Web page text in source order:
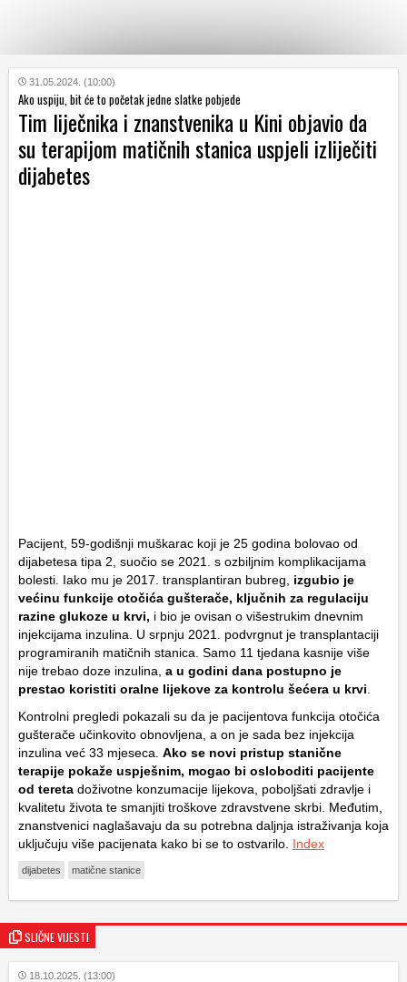
KATEGORIJE
HRVATSKI
WEB
31.05.2024. (10:00)
Ako uspiju, bit će to početak jedne slatke pobjede
Tim liječnika i znanstvenika u Kini objavio da
su terapijom matičnih stanica uspjeli izliječiti
dijabetes
Pacijent, 59-godišnji muškarac koji je 25 godina bolovao od
dijabetesa tipa 2, suočio se 2021. s ozbiljnim komplikacijama
bolesti. Iako mu je 2017. transplantiran bubreg, izgubio je
većinu funkcije otočića gušterače, ključnih za regulaciju
razine glukoze u krvi, i bio je ovisan o višestrukim dnevnim
injekcijama inzulina. U srpnju 2021. podvrgnut je transplantaciji
programiranih matičnih stanica. Samo 11 tjedana kasnije više
nije trebao doze inzulina, a u godini dana postupno je
prestao koristiti oralne lijekove za kontrolu šećera u krvi
Kontrolni pregledi pokazali su da je pacijentova funkcija otočića
gušterače učinkovito obnovljena, a on je sada bez injekcija
inzulina već 33 mjeseca. Ako se novi pristup stanične
terapije pokaže uspješnim, mogao bi osloboditi pacijente
od tereta doživotne konzumacije lijekova, poboljšati zdravlje i
kvalitetu života te smanjiti troškove zdravstvene skrbi. Međutim,
znanstvenici naglašavaju da su potrebna daljnja istraživanja koja
uključuju više pacijenata kako bi se to ostvarilo. Index
dijabetes matične stanice
SLIČNE VIJESTI
18.10.2025. (13:00)